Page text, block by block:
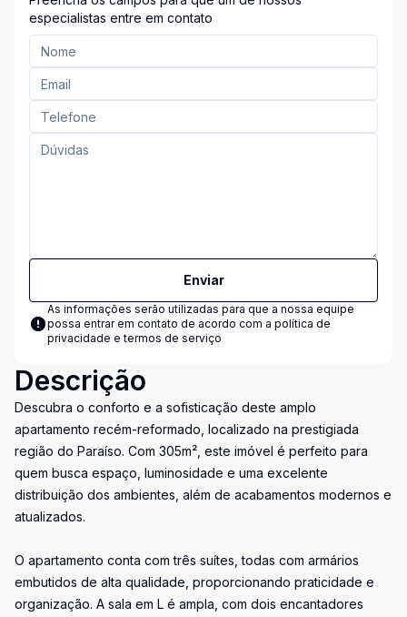
especialistas entre em contato
Enviar
As informações serão utilizadas para que a nossa equipe
possa entrar em contato de acordo com a política de
privacidade e termos de serviço
Descrição
Descubra o conforto e a sofisticação deste amplo
apartamento recém-reformado, localizado na prestigiada
região do Paraíso. Com 305m², este imóvel é perfeito para
quem busca espaço, luminosidade e uma excelente
distribuição dos ambientes, além de acabamentos modernos e
atualizados.
O apartamento conta com três suítes, todas com armários
embutidos de alta qualidade, proporcionando praticidade e
organização. A sala em L é ampla, com dois encantadores